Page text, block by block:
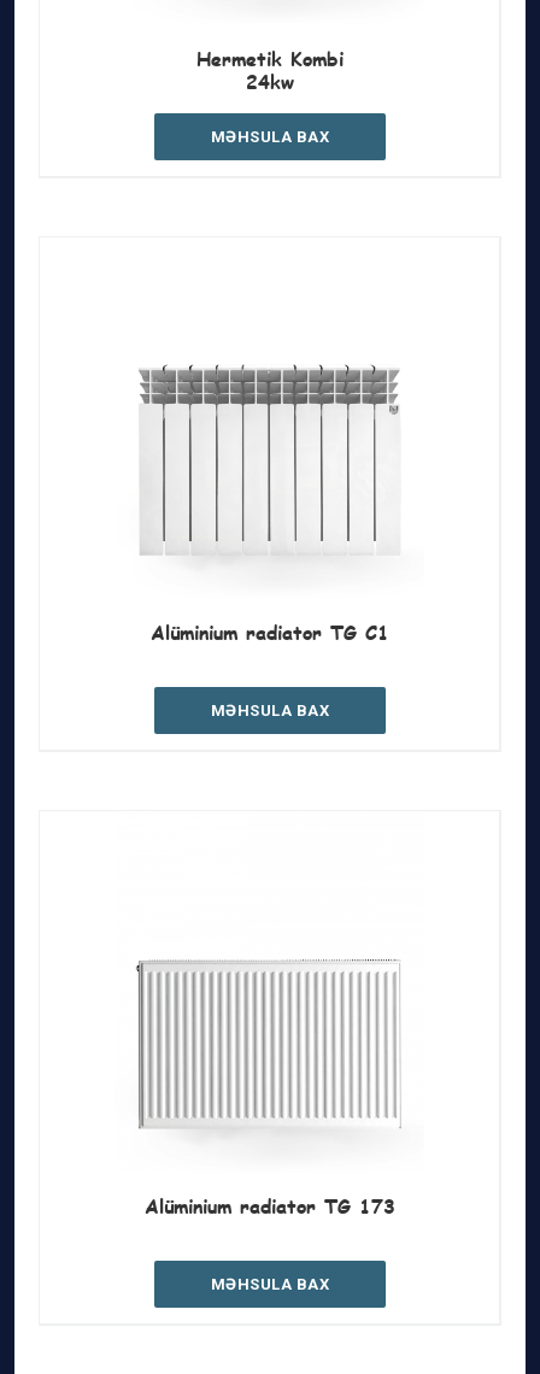
Hermetik Kombi
24kw
MƏHSULA BAX
Alüminium radiator TG C1
MƏHSULA BAX
Alüminium radiator TG 173
MƏHSULA BAX